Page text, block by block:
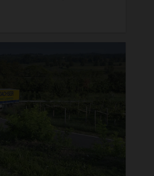
ein sichtbares Zeichen für
seines